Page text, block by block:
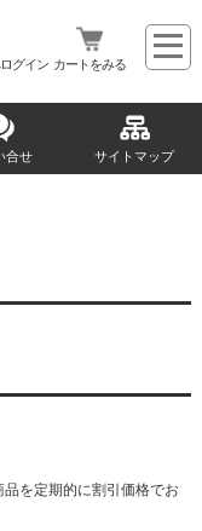
グイン カートをみる
合せ サイトマップ
を定期的に割引価格でお